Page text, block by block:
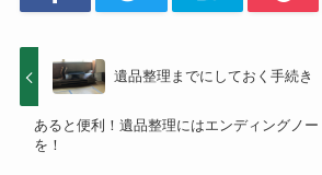
遺品整理までにしておく手続き
あると便利！遺品整理にはエンディングノー
を！